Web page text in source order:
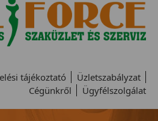
tájékoztató
Üzletszabályzat
Cégünkről
Ügyfélszolgálat